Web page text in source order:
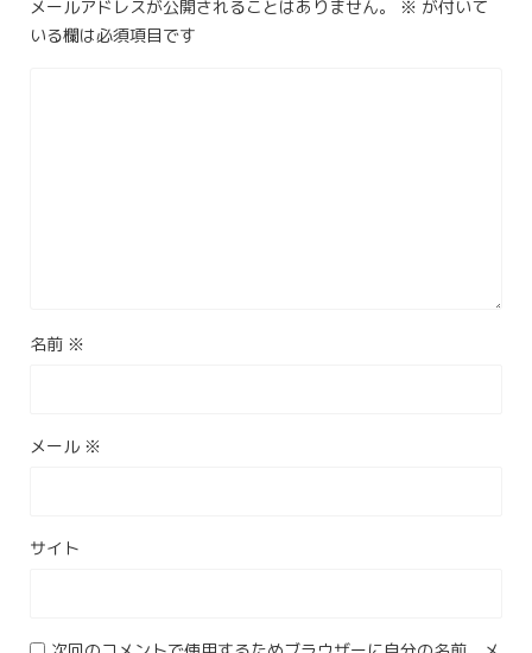
メールアドレスが公開されることはありません。 ※ が付いて
いる欄は必須項目です
名前 ※
メール ※
サイト